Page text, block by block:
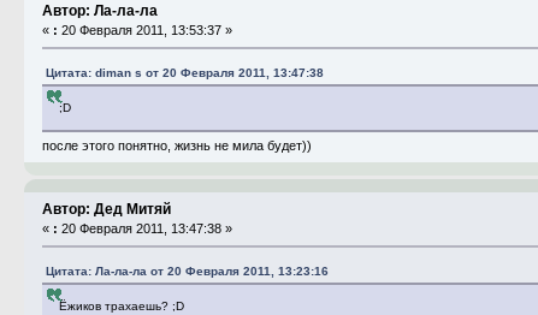
Автор: Ла-ла-ла
« : 20 Февраля 2011, 13:53:37 »
Цитата: diman s от 20 Февраля 2011, 13:47:38
;D
после этого понятно, жизнь не мила будет))
Автор: Дед Митяй
« : 20 Февраля 2011, 13:47:38 »
Цитата: Ла-ла-ла от 20 Февраля 2011, 13:23:16
Ёжиков трахаешь? ;D